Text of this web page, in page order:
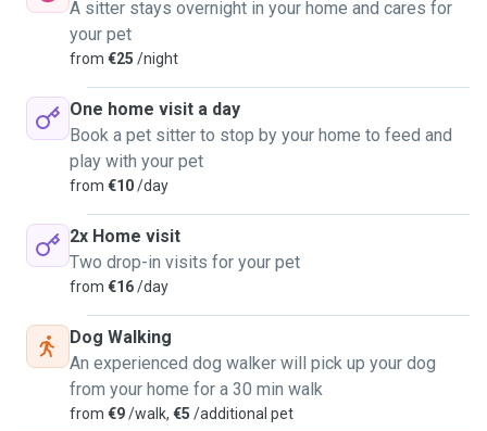
une pension animale par la suite!
mon sujet et sur mes expériences ainsi que mes capacités,
n'hésitez pas me contacter pour toute question ou
précision.
A sitter stays overnight in your home and cares for
your pet
from €25 /night
One home visit a day
Book a pet sitter to stop by your home to feed and
play with your pet
from €10/day
2x Home visit
Two drop-in visits for your pet
from €16/day
Dog Walking
An experienced dog walker will pick up your dog
from your home for a 30 min walk
from €9/walk, €5 /additional pet